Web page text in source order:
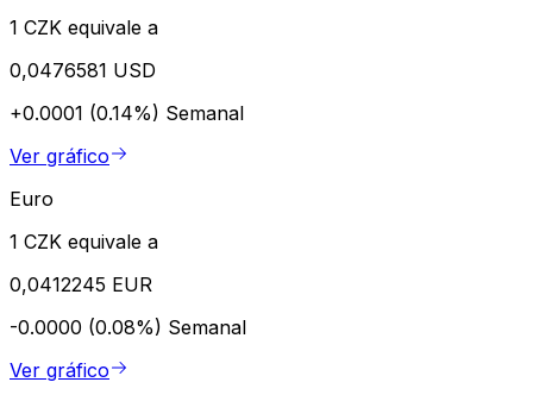
1 CZK equivale a
0,0476581 USD
+0.0001 (0.14%) Semanal
Ver gráfico
Euro
1 CZK equivale a
0,0412245 EUR
-0.0000 (0.08%) Semanal
Ver gráfico